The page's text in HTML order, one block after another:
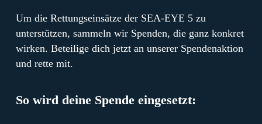
Um die Rettungseinsätze der SEA-EYE 5 zu
unterstützen, sammeln wir Spenden, die ganz konkret
wirken. Beteilige dich jetzt an unserer Spendenaktion
und rette mit.
So wird deine Spende eingesetzt: